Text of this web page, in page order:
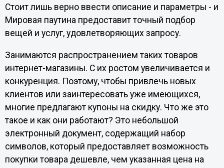
Стоит лишь верно ввести описание и параметры - и
Мировая паутина предоставит точный подбор
вещей и услуг, удовлетворяющих запросу.
Занимаются распространением таких товаров
интернет-магазины. С их ростом увеличивается и
конкуренция. Поэтому, чтобы привлечь новых
клиентов или заинтересовать уже имеющихся,
многие предлагают купоны на скидку. Что же это
такое и как они работают? Это небольшой
электронный документ, содержащий набор
символов, который предоставляет возможность
покупки товара дешевле, чем указанная цена на